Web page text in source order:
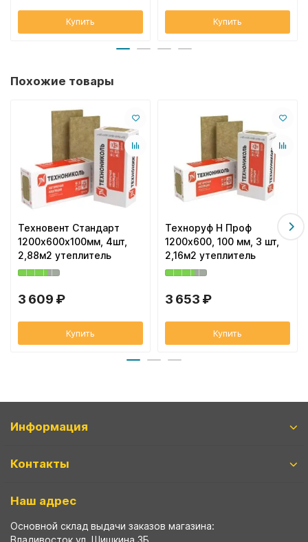
Купить Купить
Похожие товары
Техновент Стандарт
1200х600х100мм, 4шт,
2,88м2 утеплитель
3 609 ₽
Купить
Техноруф Н Проф
1200х600, 100 мм, 3 шт,
2,16м2 утеплитель
3 653 ₽
Купить
Информация
Контакты
Наш адрес
Основной склад выдачи заказов магазина: